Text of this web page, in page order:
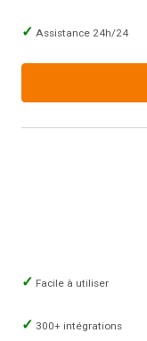
Assistance 24h/24
Facile à utiliser
300+ intégrations